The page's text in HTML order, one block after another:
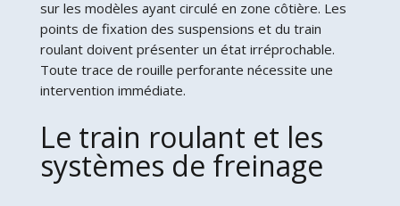
sur les modèles ayant circulé en zone côtière. Les
points de fixation des suspensions et du train
roulant doivent présenter un état irréprochable.
Toute trace de rouille perforante nécessite une
intervention immédiate.
Le train roulant et les
systèmes de freinage